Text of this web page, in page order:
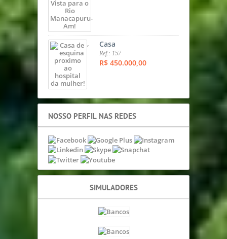
, Casa
Ref.: 157
R$ 450.000,00
NOSSO PERFIL NAS REDES
SIMULADORES